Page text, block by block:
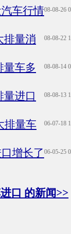
08-08-26
车行情
08-08-22
排量消
08-08-14
量车多
08-08-13
量进口
06-07-18
排量车
06-05-25
增长了
口 的新闻>>